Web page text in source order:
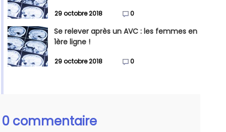
29 octobre 2018 0
Se relever après un AVC : les femmes en
1ère ligne !
29 octobre 2018 0
0 commentaire